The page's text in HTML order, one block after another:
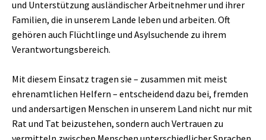
und Unterstützung ausländischer Arbeitnehmer und ihrer
Familien, die in unserem Lande leben und arbeiten. Oft
gehören auch Flüchtlinge und Asylsuchende zu ihrem
Verantwortungsbereich.
Mit diesem Einsatz tragen sie – zusammen mit meist
ehrenamtlichen Helfern – entscheidend dazu bei, fremden
und andersartigen Menschen in unserem Land nicht nur mit
Rat und Tat beizustehen, sondern auch Vertrauen zu